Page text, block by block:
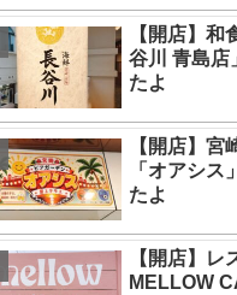
【開店】和
谷川 青島店
たよ
【開店】宮
「オアシス
たよ
【開店】レ
MELLOW